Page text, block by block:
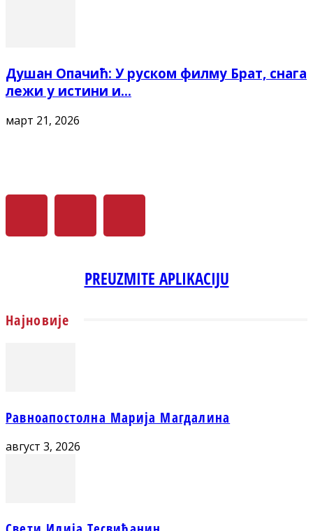
Душан Опачић: У руском филму Брат, снага
лежи у истини и...
март 21, 2026
PREUZMITE APLIKACIJU
Најновије
Равноапостолна Марија Магдалина
август 3, 2026